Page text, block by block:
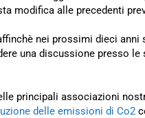
modifica alle precedenti
nei prossimi dieci
una discussione presso
principali associazioni
delle emissioni di Co2